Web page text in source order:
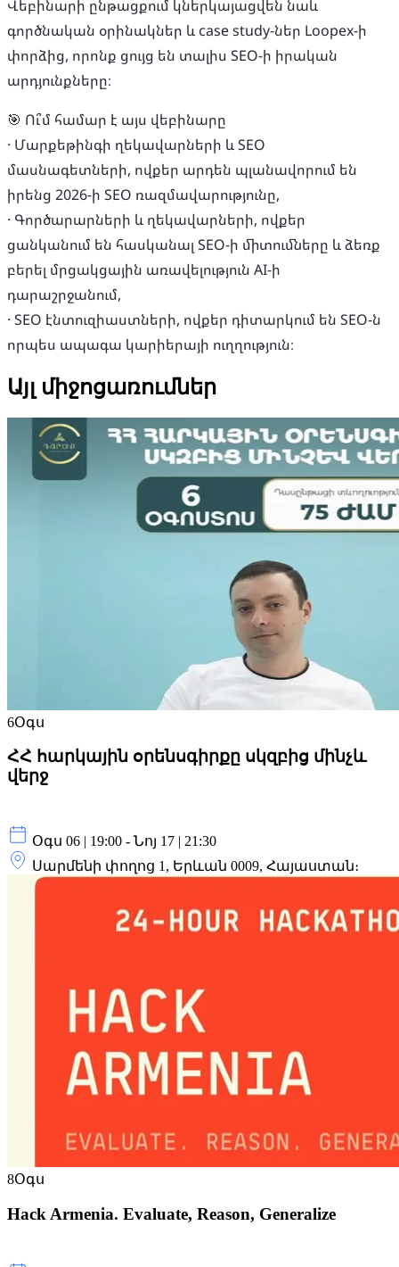
Վեբինարի ընթացքում կներկայացվեն նաև
գործնական օրինակներ և case study-ներ Loopex-ի
փորձից, որոնք ցույց են տալիս SEO-ի իրական
արդյունքները։
🎯 Ու՞մ համար է այս վեբինարը
· Մարքեթինգի ղեկավարների և SEO
մասնագետների, ովքեր արդեն պլանավորում են
իրենց 2026-ի SEO ռազմավարությունը,
· Գործարարների և ղեկավարների, ովքեր
ցանկանում են հասկանալ SEO-ի միտումները և ձեռք
բերել մրցակցային առավելություն AI-ի
դարաշրջանում,
· SEO էնտուզիաստների, ովքեր դիտարկում են SEO-ն
որպես ապագա կարիերայի ուղղություն։
Այլ միջոցառումներ
6Օգս
ՀՀ հարկային օրենսգիրքը սկզբից մինչև
վերջ
Օգս 06 | 19:00 - Նոյ 17 | 21:30
Սարմենի փողոց 1, Երևան 0009, Հայաստան։
8Օգս
Hack Armenia. Evaluate, Reason, Generalize